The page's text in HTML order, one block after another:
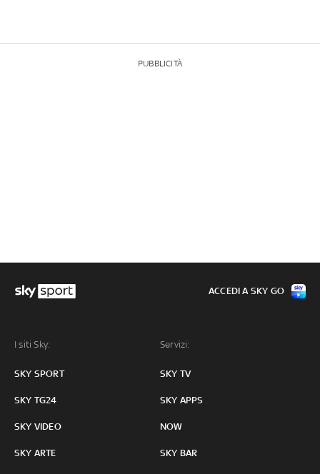
PUBBLICITÀ
I siti Sky:
SKY SPORT
SKY TG24
SKY VIDEO
SKY ARTE
Servizi:
SKY TV
SKY APPS
NOW
SKY BAR
ACCEDI A SKY GO